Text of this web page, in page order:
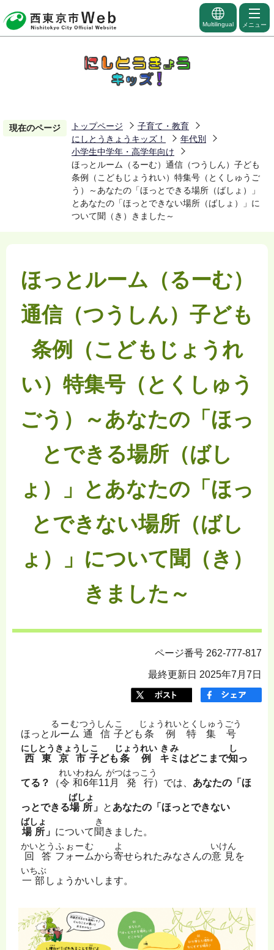
の
頭
Multilingual メニュー
現在のページ トップページ
子育て・教育
にしとうきょうキッズ！
年代別
小学生中学年・高学年向け
ほっとルーム（るーむ）通信（つうしん）子ども
条例（こどもじょうれい）特集号（とくしゅうご
う）～あなたの「ほっとできる場所（ばしょ）」
とあなたの「ほっとできない場所（ばしょ）」に
ついて聞（き）きました～
ほっとルーム（るーむ）
通信（つうしん）子ども
条例（こどもじょうれ
い）特集号（とくしゅう
ごう）～あなたの「ほっ
とできる場所（ばし
ょ）」とあなたの「ほっ
とできない場所（ばし
ょ）」について聞（き）
きました～
ページ番号 262-777-817
最終更新日 2025年7月7日
ほっと ルーム
るーむ
通信
つうしん
子
こ
ども 条例
じょうれい
特集号
とくしゅうごう
西東京市
にしとうきょうし
子
こ
ども 条例
じょうれい
キミ
きみ
はどこまで知
し
っ
てる？ （令和
れいわ
6年
ねん
11月
がつ
発行
はっこう
）では、 あなたの「ほ
っとできる場所
ばしょ
」 と あなたの「ほっとできない
場所
ばしょ
」 について聞
き
きました。
回答
かいとう
フォーム
ふぉーむ
から寄
よ
せられたみなさんの意見
いけん
を
一部
いちぶ
しょうかいします。